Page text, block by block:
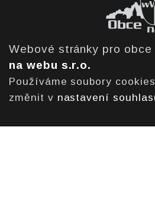
Webové stránky pro
na webu s.r.o.
Používáme soubory
změnit v nastavení